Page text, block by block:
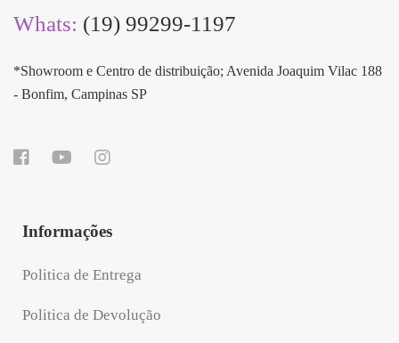
Whats: (19) 99299-1197
*Showroom e Centro de distribuição; Avenida Joaquim Vilac 188
- Bonfim, Campinas SP
Informações
Politica de Entrega
Politica de Devolução